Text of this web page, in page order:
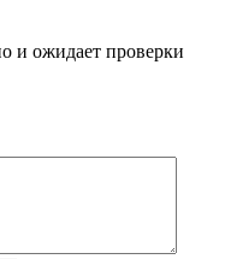
и ожидает проверки